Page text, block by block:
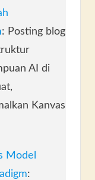
: Posting blog
AI di
Kanvas
Model
: